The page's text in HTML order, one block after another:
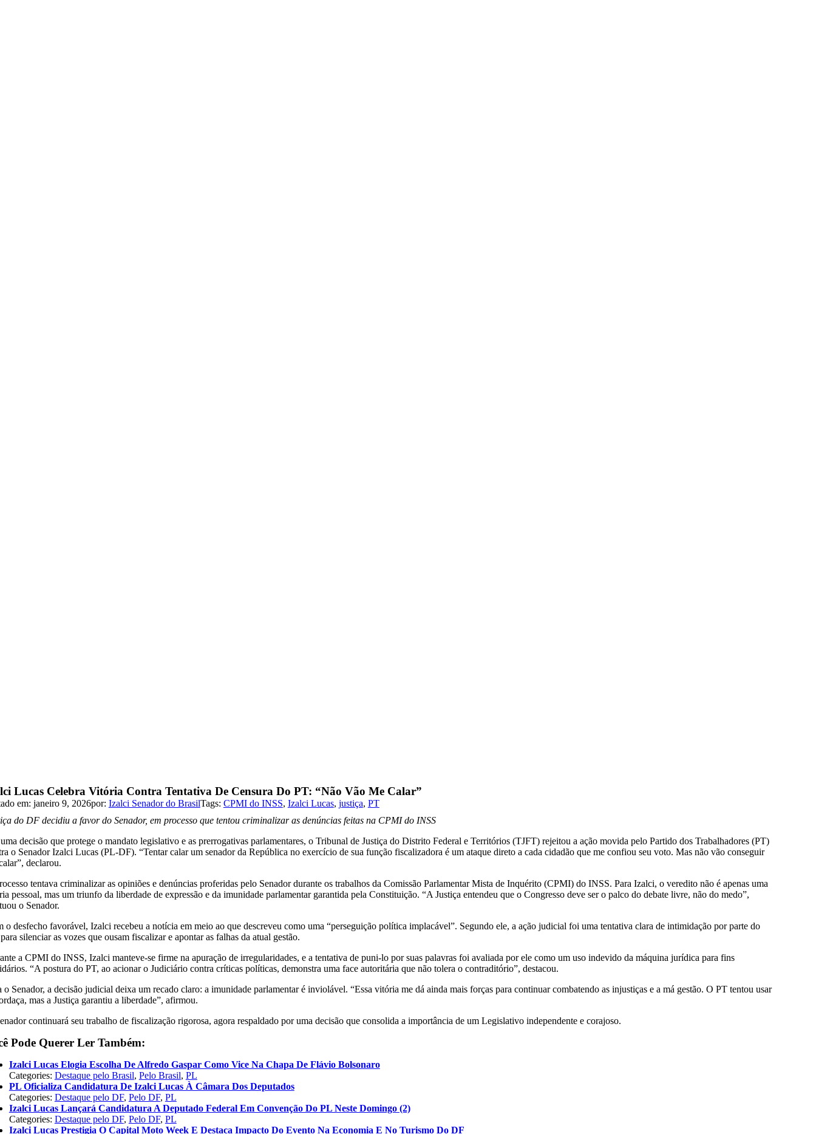
Lucas Celebra Vitória Contra Tentativa De Censura Do PT: “Não Vão Me Calar”
em: janeiro 9, 2026por: Izalci Senador do BrasilTags: CPMI do INSS, Izalci Lucas, justiça, PT
do DF decidiu a favor do Senador, em processo que tentou criminalizar as denúncias feitas na CPMI do INSS
decisão que protege o mandato legislativo e as prerrogativas parlamentares, o Tribunal de Justiça do Distrito Federal e Territórios (TJFT) rejeitou a ação movida pelo Partido dos Trabalhadores (PT)
o Senador Izalci Lucas (PL-DF). “Tentar calar um senador da República no exercício de sua função fiscalizadora é um ataque direto a cada cidadão que me confiou seu voto. Mas não vão conseguir
declarou.
tentava criminalizar as opiniões e denúncias proferidas pelo Senador durante os trabalhos da Comissão Parlamentar Mista de Inquérito (CPMI) do INSS. Para Izalci, o veredito não é apenas uma
pessoal, mas um triunfo da liberdade de expressão e da imunidade parlamentar garantida pela Constituição. “A Justiça entendeu que o Congresso deve ser o palco do debate livre, não do medo”,
o Senador.
o desfecho favorável, Izalci recebeu a notícia em meio ao que descreveu como uma “perseguição política implacável”. Segundo ele, a ação judicial foi uma tentativa clara de intimidação por parte do
silenciar as vozes que ousam fiscalizar e apontar as falhas da atual gestão.
a CPMI do INSS, Izalci manteve-se firme na apuração de irregularidades, e a tentativa de puni-lo por suas palavras foi avaliada por ele como um uso indevido da máquina jurídica para fins
“A postura do PT, ao acionar o Judiciário contra críticas políticas, demonstra uma face autoritária que não tolera o contraditório”, destacou.
o Senador, a decisão judicial deixa um recado claro: a imunidade parlamentar é inviolável. “Essa vitória me dá ainda mais forças para continuar combatendo as injustiças e a má gestão. O PT tentou usar
mas a Justiça garantiu a liberdade”, afirmou.
continuará seu trabalho de fiscalização rigorosa, agora respaldado por uma decisão que consolida a importância de um Legislativo independente e corajoso.
Pode Querer Ler Também:
Izalci Lucas Elogia Escolha De Alfredo Gaspar Como Vice Na Chapa De Flávio Bolsonaro
Categories: Destaque pelo Brasil, Pelo Brasil, PL
PL Oficializa Candidatura De Izalci Lucas À Câmara Dos Deputados
Categories: Destaque pelo DF, Pelo DF, PL
Izalci Lucas Lançará Candidatura A Deputado Federal Em Convenção Do PL Neste Domingo (2)
Categories: Destaque pelo DF, Pelo DF, PL
Izalci Lucas Prestigia O Capital Moto Week E Destaca Impacto Do Evento Na Economia E No Turismo Do DF